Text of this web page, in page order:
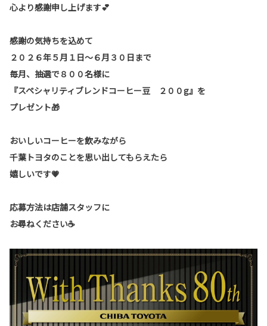
心より感謝申し上げます💕
感謝の気持ちを込めて
２０２６年５月１日～６月３０日まで
毎月、抽選で８００名様に
『スペシャリティブレンドコーヒー豆 ２００g』を
プレゼント🎁
おいしいコーヒーを飲みながら
千葉トヨタのことを思い出してもらえたら
嬉しいです💗
応募方法は店舗スタッフに
お尋ねください☕